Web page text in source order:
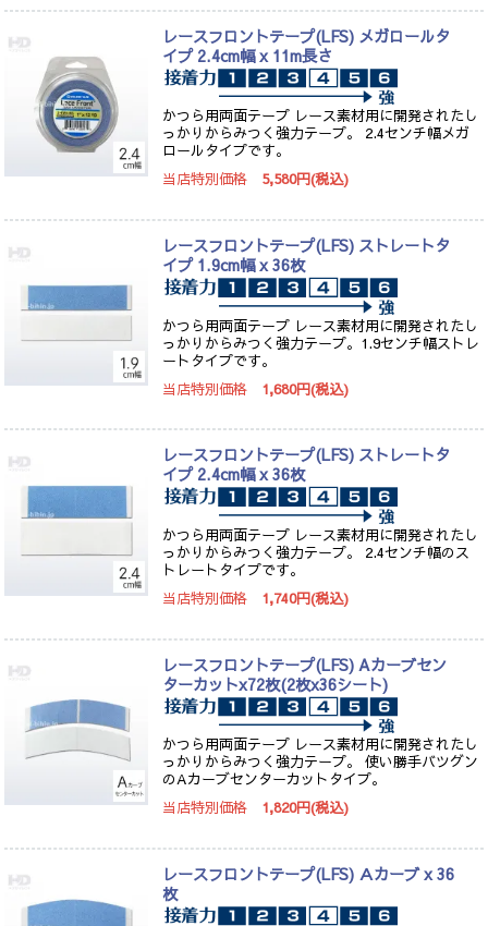
レースフロントテープ(LFS) メガロールタ
イプ 2.4cm幅 x 11m長さ
かつら用両面テープ レース素材用に開発されたし
っかりからみつく強力テープ。 2.4センチ幅メガ
ロールタイプです。
当店特別価格 5,580円(税込)
レースフロントテープ(LFS) ストレートタ
イプ 1.9cm幅 x 36枚
かつら用両面テープ レース素材用に開発されたし
っかりからみつく強力テープ。1.9センチ幅ストレ
ートタイプです。
当店特別価格 1,680円(税込)
レースフロントテープ(LFS) ストレートタ
イプ 2.4cm幅 x 36枚
かつら用両面テープ レース素材用に開発されたし
っかりからみつく強力テープ。 2.4センチ幅のス
トレートタイプです。
当店特別価格 1,740円(税込)
レースフロントテープ(LFS) Aカーブセン
ターカットx72枚(2枚x36シート)
かつら用両面テープ レース素材用に開発されたし
っかりからみつく強力テープ。 使い勝手バツグン
のAカーブセンターカットタイプ。
当店特別価格 1,820円(税込)
レースフロントテープ(LFS) Ａカーブ x 36
枚